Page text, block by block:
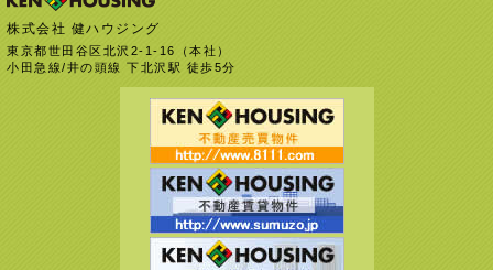
株式会社 健ハウジング
東京都世田谷区北沢2-1-16（本社）
小田急線/井の頭線 下北沢駅 徒歩5分